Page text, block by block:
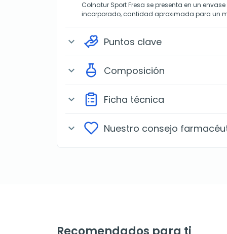
Colnatur Sport Fresa se presenta en un
incorporado, cantidad aproximada para un
expand_more Puntos clave
expand_more Composición
expand_more Ficha técnica
expand_more Nuestro consejo